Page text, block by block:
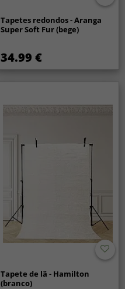
Tapetes redondos - Aranga
Super Soft Fur (bege)
34.99 €
Tapete de lã - Hamilton
(branco)